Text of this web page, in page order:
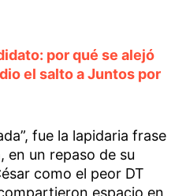
por qué se alejó
el salto a Juntos por
fue la lapidaria frase
en un repaso de su
como el peor DT
espacio en